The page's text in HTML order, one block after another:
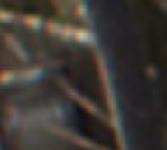
kunnen
en niet gebruik van
met Facebook. Dat